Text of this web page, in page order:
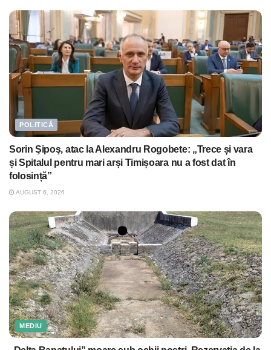
POLITICĂ
Sorin Şipoş, atac la Alexandru Rogobete: „Trece și vara
și Spitalul pentru mari arși Timișoara nu a fost dat în
folosință”
AUGUST 6, 2026
MEDIU